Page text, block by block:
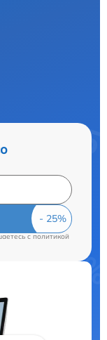
cполитикой